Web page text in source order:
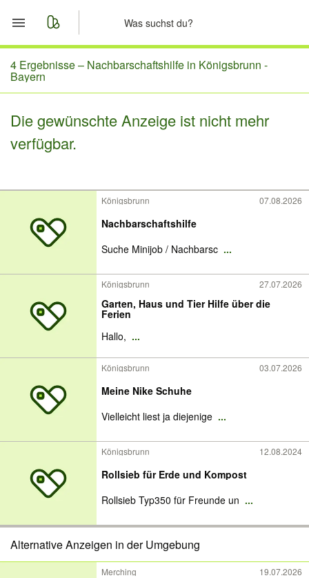
Start
Merkliste
Nachrichten
4 Ergebnisse – Nachbarschaftshilfe in Königsbrunn -
Bayern
Die gewünschte Anzeige ist nicht mehr
verfügbar.
Königsbrunn 07.08.2026
Nachbarschaftshilfe
Suche Minijob / Nachbarsc ...
Königsbrunn 27.07.2026
Garten, Haus und Tier Hilfe über die
Ferien
Hallo, ...
Königsbrunn 03.07.2026
Meine Nike Schuhe
Vielleicht liest ja diejenige ...
Königsbrunn 12.08.2024
Rollsieb für Erde und Kompost
Rollsieb Typ350 für Freunde un ...
Alternative Anzeigen in der Umgebung
Merching 19.07.2026